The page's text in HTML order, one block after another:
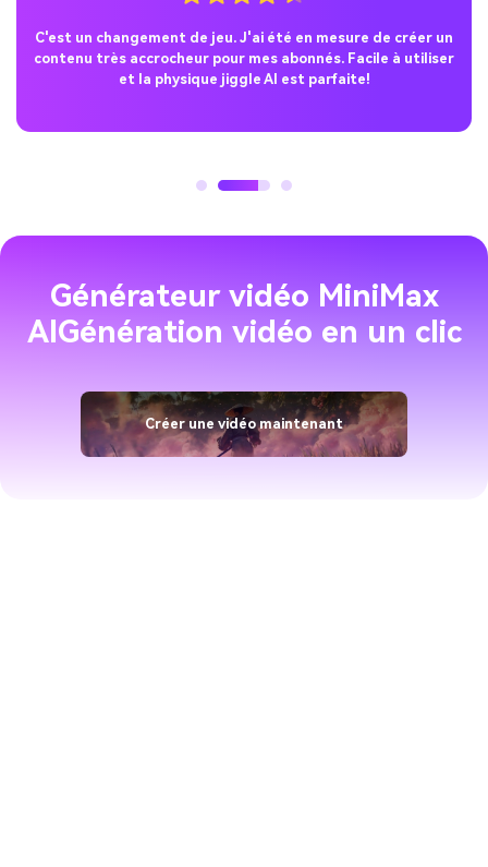
C'est un changement de jeu. J'ai été en mesure de créer un
contenu très accrocheur pour mes abonnés. Facile à utiliser
et la physique jiggle AI est parfaite!
Générateur vidéo MiniMax
AIGénération vidéo en un clic
Créer une vidéo maintenant